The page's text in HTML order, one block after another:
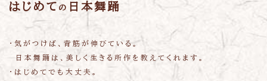
はじめて の 日本舞踊
・気がつけば、背筋が伸びている。
日本舞踊は、美しく生きる所作を教えてくれます。
・はじめてでも大丈夫。